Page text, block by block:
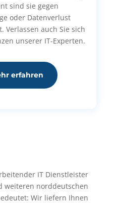
sind sie gegen
oder Datenverlust
Verlassen auch Sie sich
unserer IT-Experten.
erfahren
IT Dienstleister
weiteren norddeutschen
Wir liefern Ihnen